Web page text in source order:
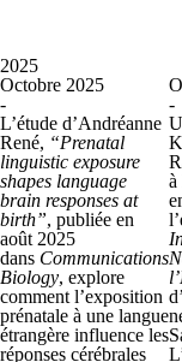
2025
Octobre 2025
-
L’étude d’Andréanne
René, “Prenatal
linguistic exposure
shapes language
brain responses at
birth”, publiée en
août 2025
dans Communications
Biology, explore
comment l’exposition
prénatale à une langue
étrangère influence les
réponses cérébrales
-
à